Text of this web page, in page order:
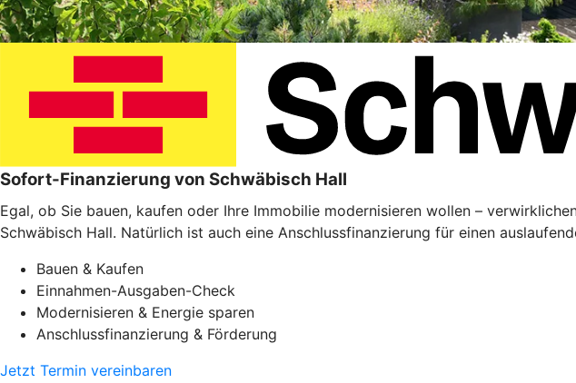
Sofort-Finanzierung von Schwäbisch Hall
Egal, ob Sie bauen, kaufen oder Ihre Immobilie modernisieren wollen –
Schwäbisch Hall. Natürlich ist auch eine Anschlussfinanzierung für einen
Bauen & Kaufen
Einnahmen-Ausgaben-Check
Modernisieren & Energie sparen
Anschlussfinanzierung & Förderung
Jetzt Termin vereinbaren